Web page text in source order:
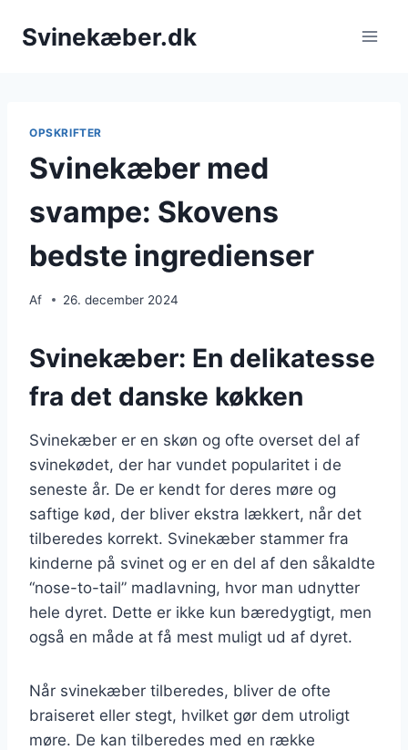
Svinekæber.dk
OPSKRIFTER
Svinekæber med
svampe: Skovens
bedste ingredienser
Af 26. december 2024
Svinekæber: En delikatesse
fra det danske køkken
Svinekæber er en skøn og ofte overset del af
svinekødet, der har vundet popularitet i de
seneste år. De er kendt for deres møre og
saftige kød, der bliver ekstra lækkert, når det
tilberedes korrekt. Svinekæber stammer fra
kinderne på svinet og er en del af den såkaldte
“nose-to-tail” madlavning, hvor man udnytter
hele dyret. Dette er ikke kun bæredygtigt, men
også en måde at få mest muligt ud af dyret.
Når svinekæber tilberedes, bliver de ofte
braiseret eller stegt, hvilket gør dem utroligt
møre. De kan tilberedes med en række